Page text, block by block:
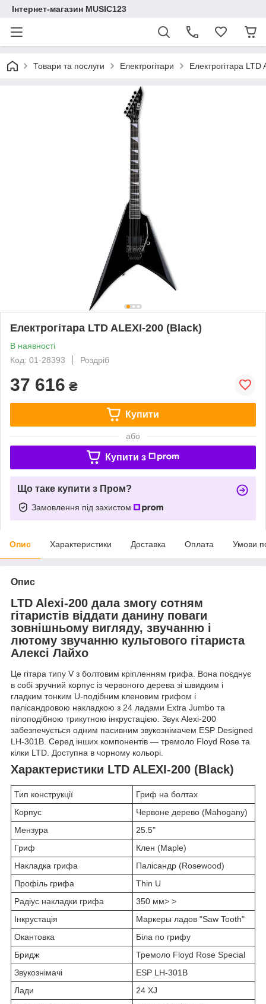
Інтернет-магазин MUSIC123
Товари та послуги Електрогітари Електрогітара
Електрогітара LTD ALEXI-200 (Black)
В наявності
Код: 01-28393
Роздріб
37 616 ₴
Купити
або
Купити з
Що таке купити з Пром?
Замовлення під захистом
Опис Характеристики Доставка Оплата Умови
Опис
LTD Alexi-200 дала змогу сотням
гітаристів віддати данину поваги
зовнішньому вигляду, звучанню і
лютому звучанню культового гітариста
Алексі Лайхо
Це гітара типу V з болтовим кріпленням грифа. Вона поєднує
в собі зручний корпус із червоного дерева зі швидким і
гладким тонким U-подібним кленовим грифом і
палісандровою накладкою з 24 ладами Extra Jumbo та
пілоподібною трикутною інкрустацією. Звук Alexi-200
забезпечується одним пасивним звукознімачем ESP Designed
LH-301B. Серед інших компонентів — тремоло Floyd Rose та
кілки LTD. Доступна в чорному кольорі.
Характеристики LTD ALEXI-200 (Black)
Тип конструкції
Гриф на болтах
Корпус
Червоне дерево (Mahogany)
Мензура
25.5"
Гриф
Клен (Maple)
Накладка грифа
Палісандр (Rosewood)
Профіль грифа
Thin U
Радіус накладки грифа
350 мм> >
Інкрустація
Маркеры ладов "Saw Tooth"
Окантовка
Біла по грифу
Бридж
Тремоло Floyd Rose Special
Звукознімачі
ESP LH-301B
Лади
24 XJ